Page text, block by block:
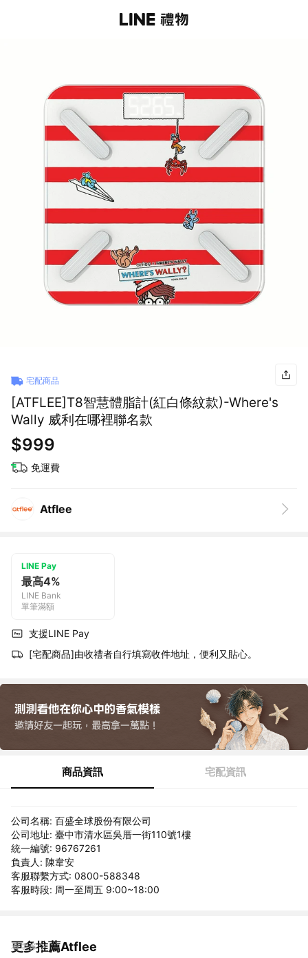
宅配商品
[ATFLEE]T8智慧體脂計(紅白條紋款)-Where's
Wally 威利在哪裡聯名款
$999
免運費
Atflee
LINE Pay
最高4%
LINE Bank
單筆滿額
支援LINE Pay
[宅配商品]由收禮者自行填寫收件地址，便利又貼心。
商品資訊 宅配資訊
公司名稱: 百盛全球股份有限公司
公司地址: 臺中市清水區吳厝一街110號1樓
統一編號: 96767261
負責人: 陳韋安
客服聯繫方式: 0800-588348
客服時段: 周一至周五 9:00~18:00
更多推薦Atflee
看更多